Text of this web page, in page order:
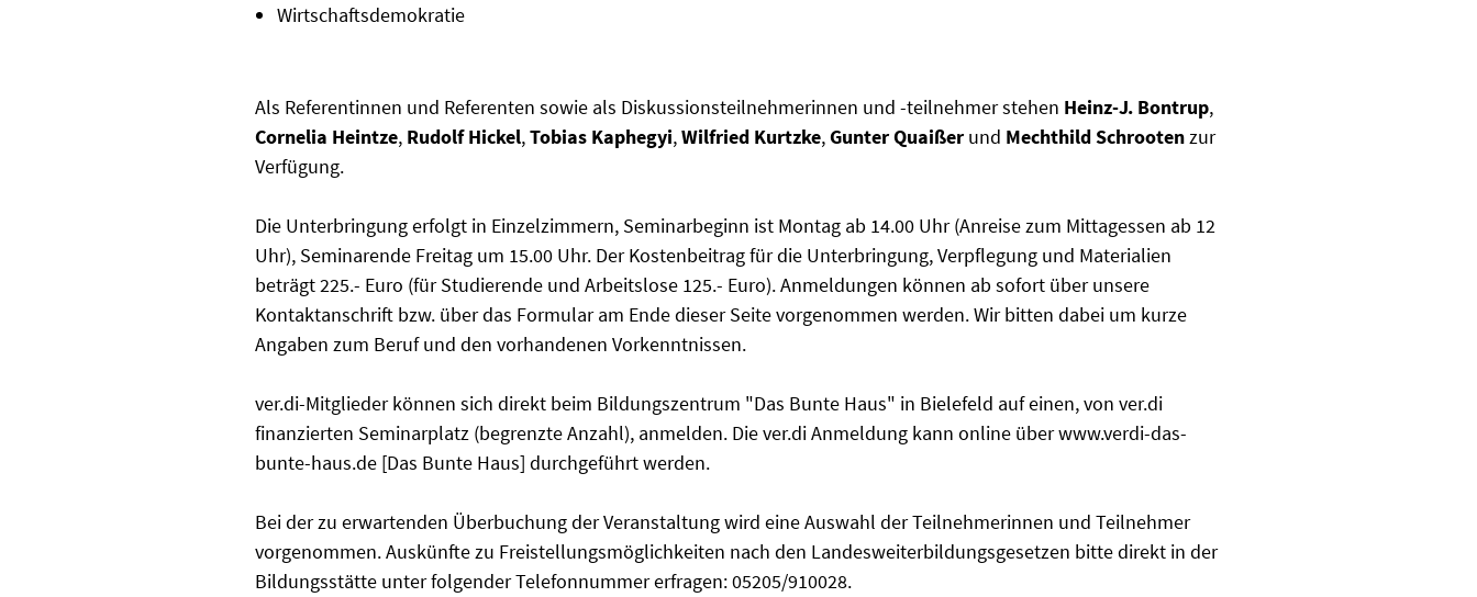
Wirtschaftsdemokratie
Als Referentinnen und Referenten sowie als Diskussionsteilnehmerinnen und -teilnehmer stehen Heinz-J. Bontrup,
Cornelia Heintze, Rudolf Hickel,Tobias Kaphegyi,Wilfried Kurtzke,Gunter Quaißer und Mechthild Schrootenzur
Verfügung.
Die Unterbringung erfolgt in Einzelzimmern, Seminarbeginn ist Montag ab 14.00 Uhr (Anreise zum Mittagessen ab 12
Uhr), Seminarende Freitag um 15.00 Uhr. Der Kostenbeitrag für die Unterbringung, Verpflegung und Materialien
beträgt 225.- Euro (für Studierende und Arbeitslose 125.- Euro). Anmeldungen können ab sofort über unsere
Kontaktanschrift bzw. über das Formular am Ende dieser Seite vorgenommen werden. Wir bitten dabei um kurze
Angaben zum Beruf und den vorhandenen Vorkenntnissen.
ver.di-Mitglieder können sich direkt beim Bildungszentrum "Das Bunte Haus" in Bielefeld auf einen, von ver.di
finanzierten Seminarplatz (begrenzte Anzahl), anmelden. Die ver.di Anmeldung kann online über www.verdi-das-
bunte-haus.de [Das Bunte Haus] durchgeführt werden.
Bei der zu erwartenden Überbuchung der Veranstaltung wird eine Auswahl der Teilnehmerinnen und Teilnehmer
vorgenommen. Auskünfte zu Freistellungsmöglichkeiten nach den Landesweiterbildungsgesetzen bitte direkt in der
Bildungsstätte unter folgender Telefonnummer erfragen: 05205/910028.